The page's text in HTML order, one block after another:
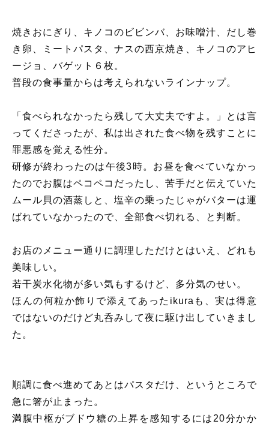
焼きおにぎり、キノコのビビンバ、お味噌汁、だし巻
き卵、ミートパスタ、ナスの西京焼き、キノコのアヒ
ージョ、バゲット６枚。
普段の食事量からは考えられないラインナップ。
「食べられなかったら残して大丈夫ですよ。」とは言
ってくださったが、私は出された食べ物を残すことに
罪悪感を覚える性分。
研修が終わったのは午後3時。お昼を食べていなかっ
たのでお腹はペコペコだったし、苦手だと伝えていた
ムール貝の酒蒸しと、塩辛の乗ったじゃがバターは運
ばれていなかったので、全部食べ切れる、と判断。
お店のメニュー通りに調理しただけとはいえ、どれも
美味しい。
若干炭水化物が多い気もするけど、多分気のせい。
ほんの何粒か飾りで添えてあったikuraも、実は得意
ではないのだけど丸呑みして夜に駆け出していきまし
た。
順調に食べ進めてあとはパスタだけ、というところで
急に箸が止まった。
満腹中枢がブドウ糖の上昇を感知するには20分かか